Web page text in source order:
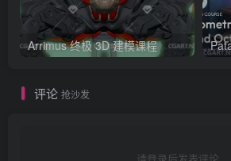
Arrimus 终极 3D 建模课程
评论 抢沙发